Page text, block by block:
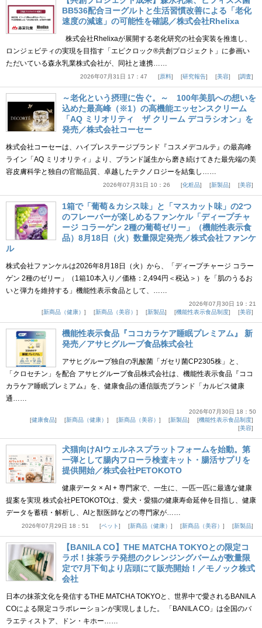
BB536配合ヨーグルトと生活習慣改善による「老化
速度の減速」の可能性を確認／株式会社Rhelixa
株式会社Rhelixaが展開する老化研究の社会実装を推進し、
ロンジェビティの実現を目指す「エピクロック®共創プロジェクト」に参画い
ただいている森永乳業株式会社が、同社と連携……
2026年07月31日 17：47 原料 研究報告 美容 調査
～老化という摂理に告ぐ。～ 100年美肌への想いを
込めた最高峰（※1）の高機能エッセンスクリーム
「AQ ミリオリティ ザ クリーム デコラシオン」を
発売／株式会社コーセー
株式会社コーセーは、ハイプレステージブランド『コスメデコルテ』の最高峰
ライン「AQ ミリオリティ」より、ブランド誕生から磨き続けてきた最先端の美
容皮膚科学と独自の官能品質、卓越したテクノロジーを結集し……
2026年07月31日 10：26 化粧品 新製品 美容
1箱で「葡萄＆カシス味」と「マスカット味」の2つ
のフレーバーが楽しめるファンケル「ディープチャ
ージ コラーゲン 2種の葡萄ゼリー」（機能性表示食
品）8月18日（火）数量限定発売／株式会社ファンケ
ル
株式会社ファンケルは2026年8月18日（火）から、「ディープチャージ コラー
ゲン 2種のゼリー」（1箱10本入り／価格：2,494円＜税込＞）を「肌のうるお
いと弾力を維持する」機能性表示食品として、……
2026年07月30日 19：21
新商品（健康）
新商品（美容） 新製品 機能性表示食品制度 美容
機能性表示食品『ココカラケア睡眠プレミアム』 新
発売／アサヒグループ食品株式会社
アサヒグループ独自の乳酸菌「ガセリ菌CP2305株」と、
「クロセチン」を配合 アサヒグループ食品株式会社は、機能性表示食品『ココ
カラケア睡眠プレミアム』を、健康食品の通信販売ブランド「カルピス健康
通……
2026年07月30日 18：50
健康食品
新商品（健康） 新商品（美容） 新製品
機能性表示食品制度
美容
犬猫向けAIウェルネスプラットフォームを始動。第
一弾として腸内フローラ検査キット・腸活サプリを
提供開始／株式会社PETOKOTO
健康データ × AI + 専門家で、一生に、一匹一匹に最適な健康
提案を実現 株式会社PETOKOTOは、愛犬・愛猫の健康寿命延伸を目指し、健康
データを蓄積・解析し、AIと獣医師などの専門家が……
2026年07月29日 18：51 ペット 新商品（健康） 新商品（美容） 新製品
【BANILA CO】THE MATCHA TOKYOとの限定コ
ラボ！抹茶ラテ発想のクレンジングバームが数量限
定で7月下旬より店頭にて販売開始！／モノック株式
会社
日本の抹茶文化を発信するTHE MATCHA TOKYOと、世界中で愛されるBANILA
COによる限定コラボレーションが実現しました。 「BANILA CO」は全国のバ
ラエティストア、ドン・キホー……